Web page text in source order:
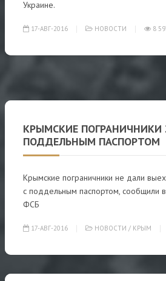
Украине.
17-АВГ-2016 НОВОСТИ 8
КРЫМСКИЕ
ПОДДЕЛЬНЫМ ПАСПОРТОМ
Крымские пограничники не дали
с поддельным паспортом, сообщили
ФСБ
17-АВГ-2016 НОВОСТИ / КРЫМ